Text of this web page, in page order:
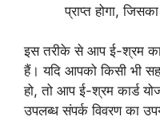
प्राप्त होगा,
इस तरीके से आप ई-श्रम
हैं। यदि आपको किसी भी
हो, तो आप ई-श्रम कार्ड
उपलब्ध संपर्क विवरण का